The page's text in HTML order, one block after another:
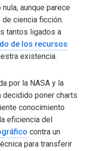
aunque parece
ciencia ficción.
tantos ligados a
de los recursos
existencia.
por la NASA y la
decidido poner charts
conocimiento
eficiencia del
contra un
para transferir